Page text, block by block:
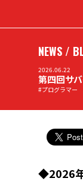
NEWS /
2026.06.22
第四回サ
#プログラマー
◆2026